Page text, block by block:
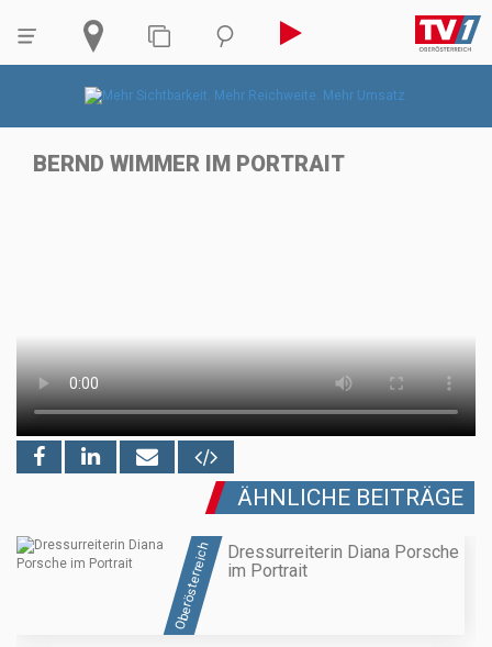
BERND WIMMER IM PORTRAIT
ÄHNLICHE BEITRÄGE
Oberösterreich
Dressurreiterin Diana Porsche
im Portrait